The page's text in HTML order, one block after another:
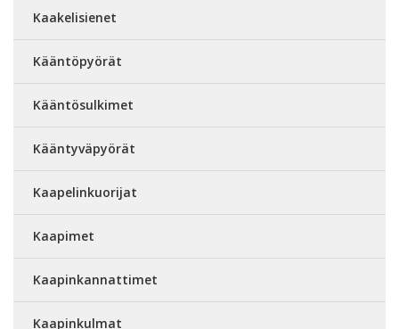
Kaakelisienet
Kääntöpyörät
Kääntösulkimet
Kääntyväpyörät
Kaapelinkuorijat
Kaapimet
Kaapinkannattimet
Kaapinkulmat